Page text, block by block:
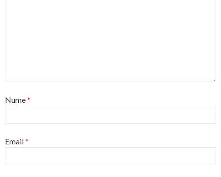
Nume*
Email*